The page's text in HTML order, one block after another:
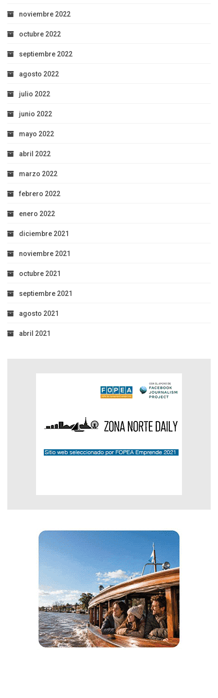
noviembre 2022
octubre 2022
septiembre 2022
agosto 2022
julio 2022
junio 2022
mayo 2022
abril 2022
marzo 2022
febrero 2022
enero 2022
diciembre 2021
noviembre 2021
octubre 2021
septiembre 2021
agosto 2021
abril 2021